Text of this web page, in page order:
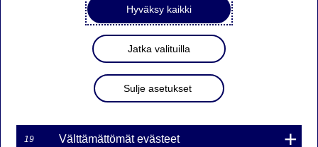
Nordea Bank Oyj: Omien
osakkeiden takaisinosto
01.09.2023
Hyväksy kaikki
Jatka valituilla
Sulje asetukset
19 Välttämättömät evästeet